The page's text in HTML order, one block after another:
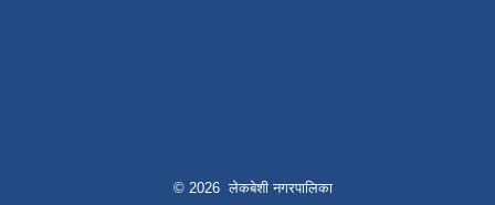
© 2026 लेकबेशी नगरपालिका